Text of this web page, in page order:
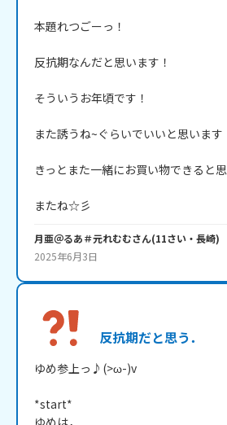
本題れつごーっ！
反抗期なんだと思います！
そういうお年頃です！
また誘うね~ぐらいでいいと思います
きっとまた一緒にお買い物できると
またね☆彡
月亜＠るあ＃元れむむさん(11さい・ 長崎)
2025年6月3日
反抗期だと思う．
ゆめ参上っ♪(>ω-)v
*start*